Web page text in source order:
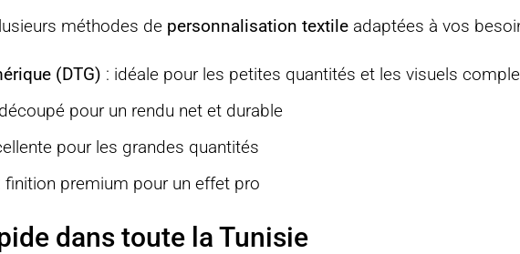
méthodes de personnalisation textile adaptées à vos
(DTG) : idéale pour les petites quantités et les visuels
pour un rendu net et durable
pour les grandes quantités
finition premium pour un effet pro
dans toute la Tunisie